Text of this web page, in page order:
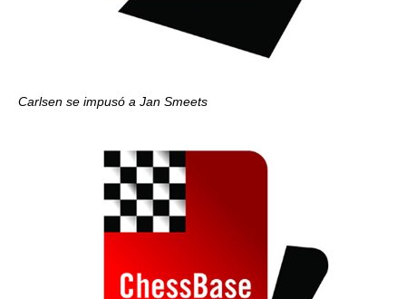
Carlsen se impusó a Jan Smeets